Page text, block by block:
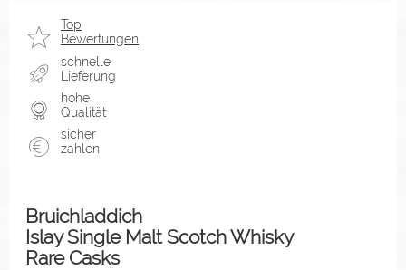
Top
Bewertungen
schnelle
Lieferung
hohe
Qualität
sicher
zahlen
Bruichladdich
Islay Single Malt Scotch Whisky
Rare Casks